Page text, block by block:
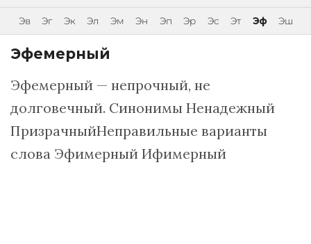
Эв Эг Эк Эл Эм Эн Эп Эр Эс Эт Эф Эш
Эфемерный
Эфемерный — непрочный, не
долговечный. Синонимы Ненадежный
ПризрачныйНеправильные варианты
слова Эфимерный Ифимерный